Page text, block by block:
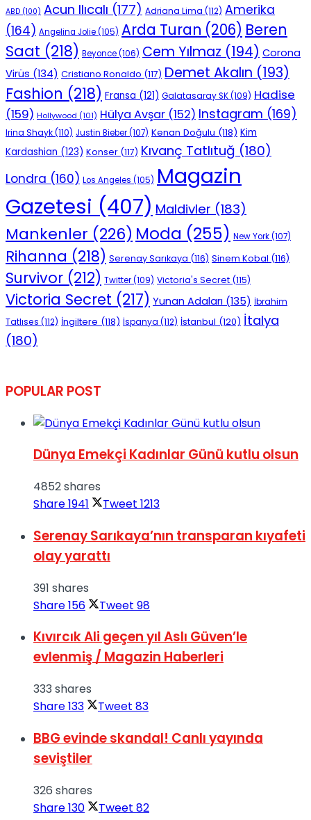
ABD (100) Acun Ilıcalı (177) Adriana Lima (112) Amerika
(164) Angelina Jolie(105) Arda Turan (206) Beren
Saat (218) Beyonce(106) Cem Yılmaz (194) Corona
Virüs (134) Cristiano Ronaldo (117) Demet Akalın (193)
Fashion (218) Fransa (121) Galatasaray SK(109) Hadise
(159) Hollywood (101) Hülya Avşar (152) Instagram (169)
Irina Shayk(110) Justin Bieber(107) Kenan Doğulu (118) Kim
Kardashian (123) Konser (117) Kıvanç Tatlıtuğ (180)
Londra (160) Los Angeles (105) Magazin
Gazetesi (407) Maldivler (183)
Mankenler (226) Moda (255) New York(107)
Rihanna (218) Serenay Sarıkaya (116) Sinem Kobal (116)
Survivor (212) Twitter(109) Victoria's Secret (115)
Victoria Secret (217) Yunan Adaları (135) İbrahim
Tatlıses (112) İngiltere (118) İspanya (112) İstanbul (120) İtalya
(180)
POPULAR POST
Dünya Emekçi Kadınlar Günü kutlu olsun
4852 shares
Share1941 Tweet 1213
Serenay Sarıkaya’nın transparan kıyafeti
olay yarattı
391 shares
Share156 Tweet 98
Kıvırcık Ali geçen yıl Aslı Güven’le
evlenmiş / Magazin Haberleri
333 shares
Share133 Tweet 83
BBG evinde skandal! Canlı yayında
seviştiler
326 shares
Share130 Tweet 82